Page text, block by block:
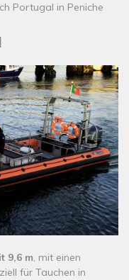
Portugal in Peniche
9,6 m, mit einen
für Tauchen in